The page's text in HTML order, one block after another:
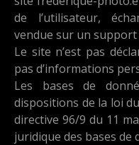
de l’utilisateur,
vendue sur un support
Le site n’est pas
pas d’informations
Les bases de
dispositions de la loi
directive 96/9 du 11
juridique des bases de